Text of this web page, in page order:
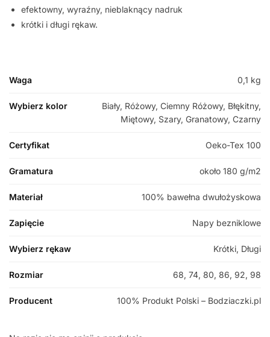
efektowny, wyraźny, nieblaknący nadruk
krótki i długi rękaw.
Waga 0,1 kg
Wybierz kolor
Biały, Różowy, Ciemny Różowy, Błękitny,
Miętowy, Szary, Granatowy, Czarny
Certyfikat Oeko-Tex 100
Gramatura około 180 g/m2
Materiał 100% bawełna dwułożyskowa
Zapięcie Napy bezniklowe
Wybierz rękaw Krótki, Długi
Rozmiar 68, 74, 80, 86, 92, 98
Producent 100% Produkt Polski – Bodziaczki.pl